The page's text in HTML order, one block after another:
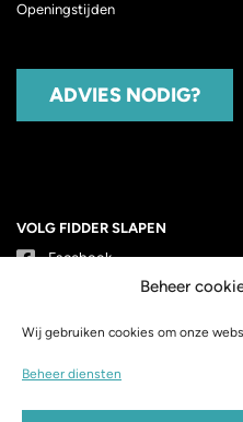
Beheer
Wij gebruiken cookies om onze
Beheer diensten
Openingstijden
ADVIES NODIG?
VOLG FIDDER SLAPEN
Facebook